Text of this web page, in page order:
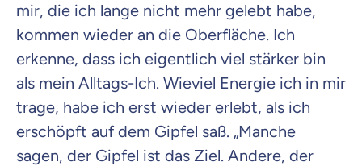
mir, die ich lange nicht mehr gelebt habe,
kommen wieder an die Oberfläche. Ich
erkenne, dass ich eigentlich viel stärker bin
als mein Alltags-Ich. Wieviel Energie ich in mir
trage, habe ich erst wieder erlebt, als ich
erschöpft auf dem Gipfel saß. „Manche
sagen, der Gipfel ist das Ziel. Andere, der